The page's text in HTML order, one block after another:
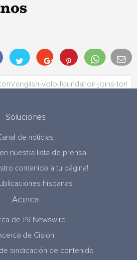
Soluciones
de noticias
nuestra lista de prensa
contenido a tu página!
hispanas
Acerca
de PR Newswire
de Cision
sindicación de contenido